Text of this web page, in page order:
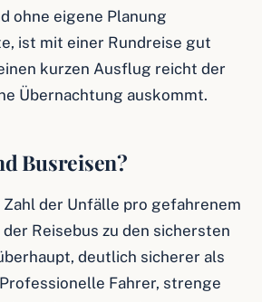
ohne eigene Planung
ist mit einer Rundreise gut
kurzen Ausflug reicht der
Übernachtung auskommt.
Busreisen?
Zahl der Unfälle pro gefahrenem
Reisebus zu den sichersten
deutlich sicherer als
Fahrer, strenge